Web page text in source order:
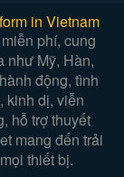
in Vietnam
phí, cung
như Mỹ, Hàn,
động, tình
kinh dị, viễn
hỗ trợ thuyết
mang đến trải
thiết bị.